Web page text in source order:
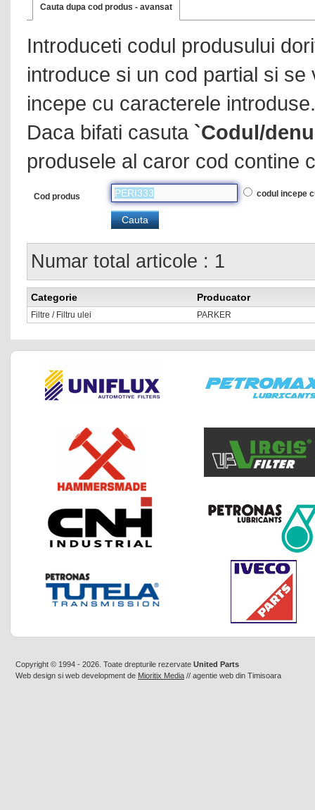
Cauta dupa cod produs - avansat
Introduceti codul produsului
introduce si un cod partial si
incepe cu caracterele introduse.
Daca bifati casuta `Codul/
produsele al caror cod contine
Cod produs codul incepe
Numar total articole : 1
Categorie Producator
Filtre / Filtru ulei PARKER
Copyright © 1994 - 2026. Toate drepturile rezervate United Parts
Web design si web development de Mioritix Media // agentie web din Timisoara